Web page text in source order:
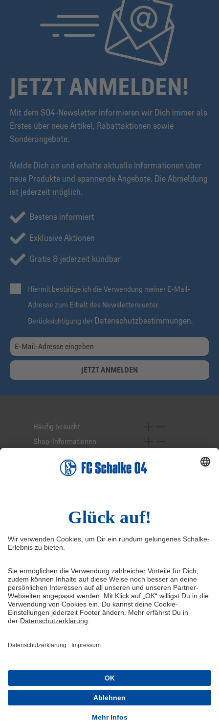
JETZT ANMELDEN!
Mit dem S04-Newsletter informieren wir Dich immer als
Erstes über neue Artikel, Rabattaktionen sowie
Sonderangebote.
Melde Dich an und erhalte aktuelle Informationen über
neue Produkte und spannende Angebote. Die Abmeldung
ist jederzeit möglich.
Bestens informiert
Exklusive Aktionen
Gratis & jederzeit kündbar
Hiermit bestätige ich die Verwendung meiner E-Mail-
Adresse zum Erhalt des Newsletters unter
Berücksichtigung der Datenschutzbestimmungen.
JETZT ANMELDEN
Häufig besucht
Shop-Informationen
Service-Hotline
Widerruf Vertrag widerrufen
AGB
Cookie-Einstellungen
Datenschutzerklärung Impressum